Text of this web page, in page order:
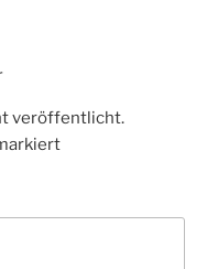
veröffentlicht.